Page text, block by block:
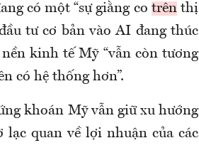
có một “sự giằng co trênthị
tư cơ bản vào AI đang thúc
kinh tế Mỹ “vẫn còn tương
có hệ thống hơn”.
khoán Mỹ vẫn giữ xu hướng
quan về lợi nhuận của các